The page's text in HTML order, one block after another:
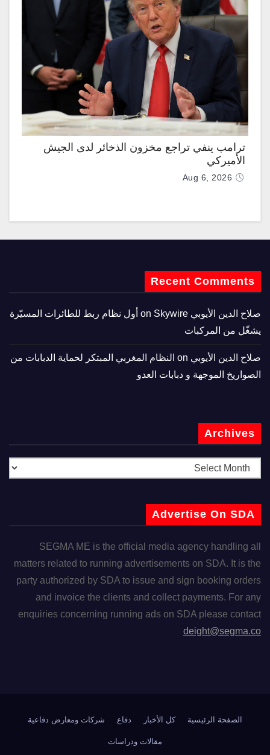
ترامب ينفي تراجع مخزون الذخائر لدى الجيش
الأميركي
Aug 6, 2026
Recent Comments
صلاح الدين الأيوبي
Skywire أول نظام ربط للطائرات المسيّرة
يشغّل من المركبات
صلاح الدين الأيوبي
النظام المغربي المبتكر لحماية الدبابات من
الصواريخ الموجهة و دبابات العدو
Archives
Advertise On SDA
SEGMA ME is the official media agency handling all
matters related to running advertisements on SDA. It is the
party authorized by SDA to issue and sign booking orders
and invoice the clients and collect payments. For any
enquiries concerning running ads on SDA please contact
deight@segma.co
الصفحة الرئيسية كل الأخبار دفاع شركات ومعارض دفاعية
مقالات ودراسات